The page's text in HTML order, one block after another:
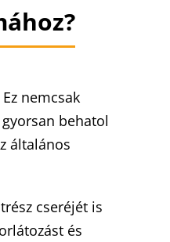
nemcsak
behatol
általános
cseréjét is
és